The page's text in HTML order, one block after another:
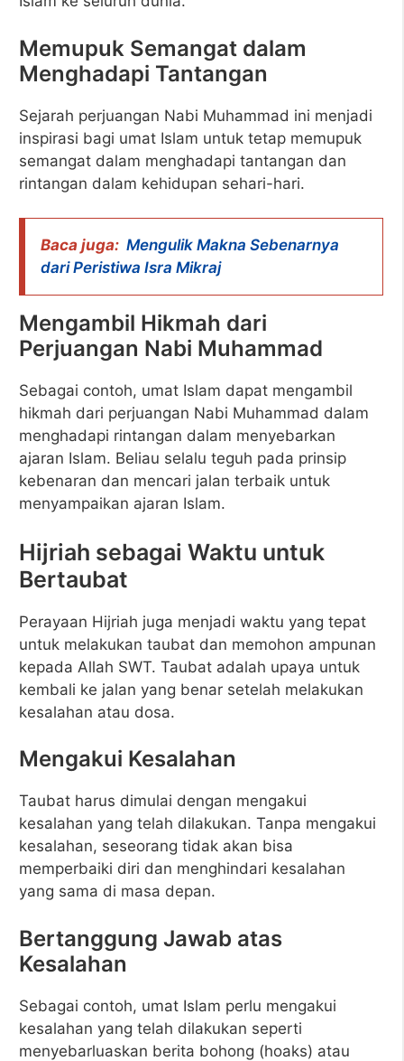
Memupuk Semangat dalam
Menghadapi Tantangan
Sejarah perjuangan Nabi Muhammad ini menjadi
inspirasi bagi umat Islam untuk tetap memupuk
semangat dalam menghadapi tantangan dan
rintangan dalam kehidupan sehari-hari.
Baca juga: Mengulik Makna Sebenarnya
dari Peristiwa Isra Mikraj
Mengambil Hikmah dari
Perjuangan Nabi Muhammad
Sebagai contoh, umat Islam dapat mengambil
hikmah dari perjuangan Nabi Muhammad dalam
menghadapi rintangan dalam menyebarkan
ajaran Islam. Beliau selalu teguh pada prinsip
kebenaran dan mencari jalan terbaik untuk
menyampaikan ajaran Islam.
Hijriah sebagai Waktu untuk
Bertaubat
Perayaan Hijriah juga menjadi waktu yang tepat
untuk melakukan taubat dan memohon ampunan
kepada Allah SWT. Taubat adalah upaya untuk
kembali ke jalan yang benar setelah melakukan
kesalahan atau dosa.
Mengakui Kesalahan
Taubat harus dimulai dengan mengakui
kesalahan yang telah dilakukan. Tanpa mengakui
kesalahan, seseorang tidak akan bisa
memperbaiki diri dan menghindari kesalahan
yang sama di masa depan.
Bertanggung Jawab atas
Kesalahan
Sebagai contoh, umat Islam perlu mengakui
kesalahan yang telah dilakukan seperti
menyebarluaskan berita bohong (hoaks) atau